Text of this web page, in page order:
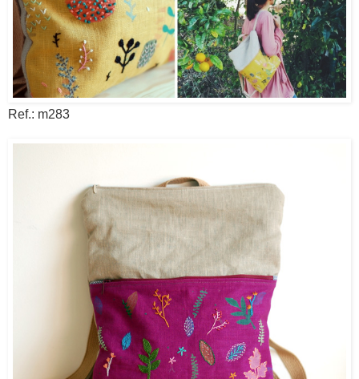
Ref.: m283